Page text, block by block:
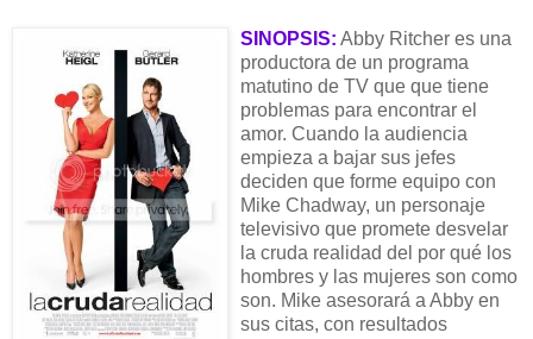
SINOPSIS: Abby Ritcher es una
productora de un programa
matutino de TV que que tiene
problemas para encontrar el
amor. Cuando la audiencia
empieza a bajar sus jefes
deciden que forme equipo con
Mike Chadway, un personaje
televisivo que promete desvelar
la cruda realidad del por qué los
hombres y las mujeres son como
son. Mike asesorará a Abby en
sus citas, con resultados